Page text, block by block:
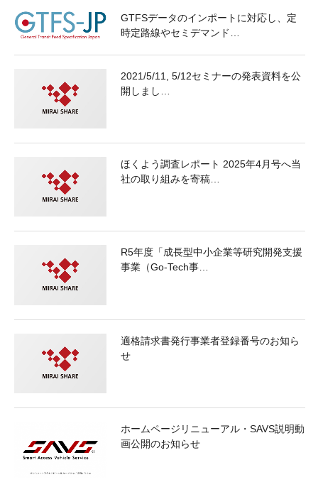
GTFSデータのインポートに対応し、定
時定路線やセミデマンド…
2021/5/11, 5/12セミナーの発表資料を公
開しまし…
ほくよう調査レポート 2025年4月号へ当
社の取り組みを寄稿…
R5年度「成長型中小企業等研究開発支援
事業（Go-Tech事…
適格請求書発行事業者登録番号のお知ら
せ
ホームページリニューアル・SAVS説明動
画公開のお知らせ